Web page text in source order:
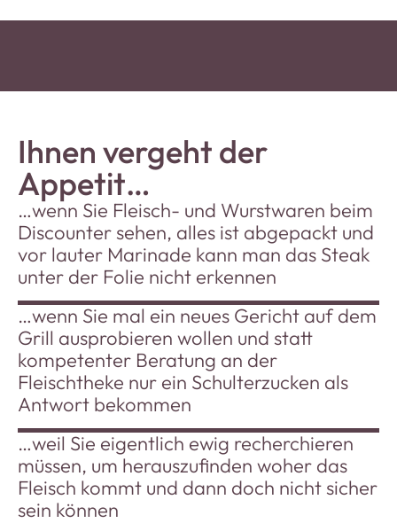
Ihnen vergeht der
Appetit…
…wenn Sie Fleisch- und Wurstwaren beim
Discounter sehen, alles ist abgepackt und
vor lauter Marinade kann man das Steak
unter der Folie nicht erkennen
…wenn Sie mal ein neues Gericht auf dem
Grill ausprobieren wollen und statt
kompetenter Beratung an der
Fleischtheke nur ein Schulterzucken als
Antwort bekommen
…weil Sie eigentlich ewig recherchieren
müssen, um herauszufinden woher das
Fleisch kommt und dann doch nicht sicher
sein können